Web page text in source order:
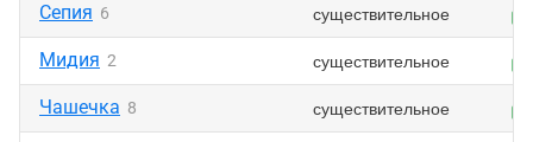
Сепия 6 существительное
Мидия 2 существительное
Чашечка 8 существительное